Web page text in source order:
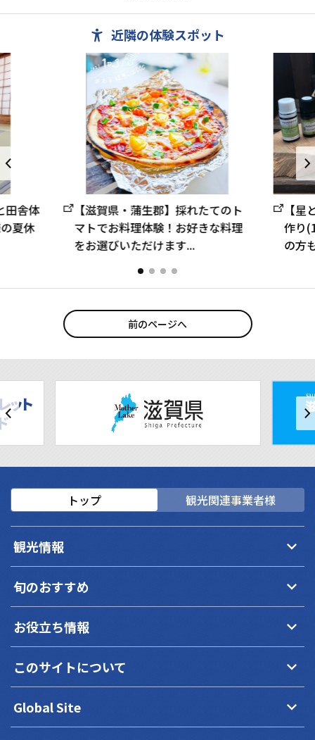
近隣の体験スポット
田舎体
夏休
【滋賀県・蒲生郡】採れたてのト
マトでお料理体験！お好きな料理
をお選びいただけます...
【
作り
の方
前のページへ
トップ 観光関連事業者様
観光情報 keyboard_arrow_down
旬のおすすめ keyboard_arrow_down
お役立ち情報 keyboard_arrow_down
このサイトについて keyboard_arrow_down
Global Site keyboard_arrow_down